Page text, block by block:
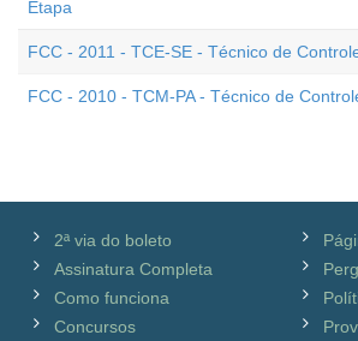
Etapa
FCC - 2011 - TCE-SE - Técnico de
FCC - 2010 - TCM-PA - Técnico de
2ª via do boleto
Assinatura Completa
Como funciona
Concursos